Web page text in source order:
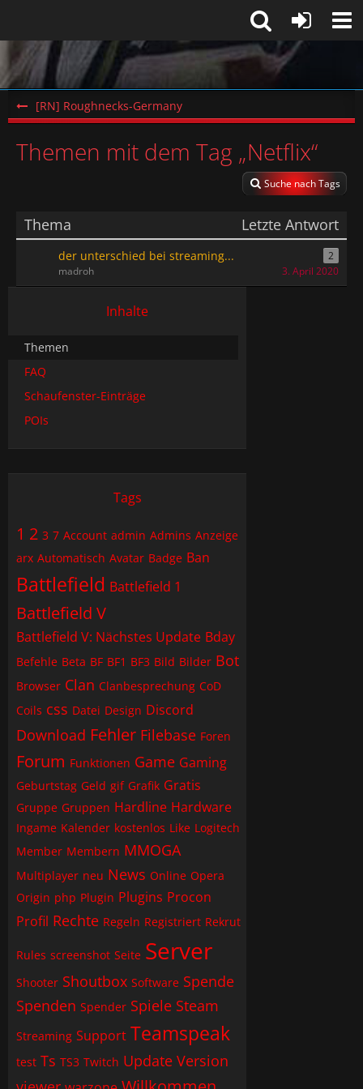
[RN] Roughnecks-Germany
Themen mit dem Tag „Netflix“
Suche nach Tags
Thema Letzte Antwort
der unterschied bei streaming...
2
madroh
3. April 2020
Inhalte
Themen
FAQ
Schaufenster-Einträge
POIs
Tags
1 2 3 7 Account admin Admins Anzeige
arx Automatisch Avatar Badge Ban
Battlefield Battlefield 1
Battlefield V
Battlefield V: Nächstes Update Bday
Befehle Beta BF BF1 BF3 Bild Bilder Bot
Browser Clan Clanbesprechung CoD
Coils css Datei Design Discord
Download Fehler Filebase Foren
Forum Funktionen Game Gaming
Geburtstag Geld gif Grafik Gratis
Gruppe Gruppen Hardline Hardware
Ingame Kalender kostenlos Like Logitech
Member Membern MMOGA
Multiplayer neu News Online Opera
Origin php Plugin Plugins Procon
Profil Rechte Regeln Registriert Rekrut
Rules screenshot Seite Server
Shooter Shoutbox Software Spende
Spenden Spender Spiele Steam
Streaming Support Teamspeak
test Ts TS3 Twitch Update Version